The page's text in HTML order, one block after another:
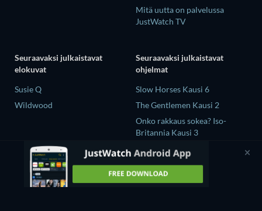
Mitä uutta on palvelussa
JustWatch TV
Seuraavaksi julkaistavat
elokuvat
Susie Q
Wildwood
Seuraavaksi julkaistavat
ohjelmat
Slow Horses Kausi 6
The Gentlemen Kausi 2
Onko rakkaus sokea? Iso-
Britannia Kausi 3
Mourinho Kausi 1
GTO (2026) Kausi 1